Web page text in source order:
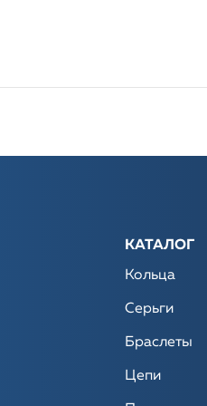
КАТАЛОГ
Кольца
Серьги
Браслеты
Цепи